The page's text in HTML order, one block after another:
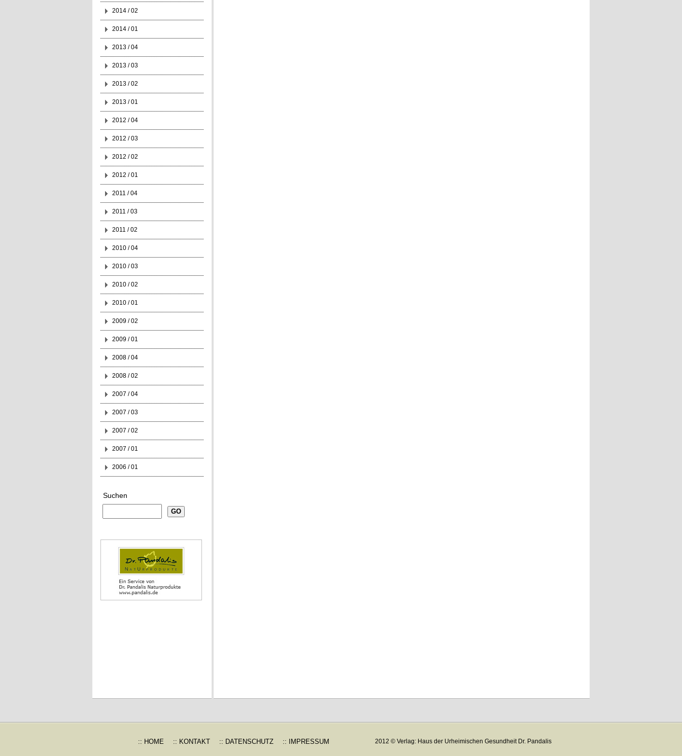
2014 / 02
2014 / 01
2013 / 04
2013 / 03
2013 / 02
2013 / 01
2012 / 04
2012 / 03
2012 / 02
2012 / 01
2011 / 04
2011 / 03
2011 / 02
2010 / 04
2010 / 03
2010 / 02
2010 / 01
2009 / 02
2009 / 01
2008 / 04
2008 / 02
2007 / 04
2007 / 03
2007 / 02
2007 / 01
2006 / 01
Suchen
:: HOME :: KONTAKT :: DATENSCHUTZ :: IMPRESSUM 2012 © Verlag: Haus der Urheimischen Gesundheit Dr. Pandalis